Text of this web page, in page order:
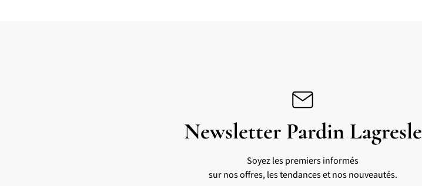
Newsletter Pardin Lagresle
Soyez les premiers informés
sur nos offres, les tendances et nos nouveautés.